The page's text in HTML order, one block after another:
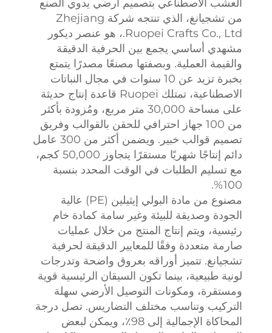
العشب الاصطناعي بتصميم أرضي يدوي الصنع
من تشجيانغ، الذي تنتجه شركة Zhejiang
Ruopei Crafts Co., Ltd.، هو عنصر ديكور
مشهدي أساسي يجمع بين الحرفية الدقيقة
والقيمة العملية. وبصفتها مصنعًا مصدرًا يتمتع
بخبرة تزيد عن 10 سنوات في مجال النباتات
الاصطناعية، تمتلك Ruopei قاعدة إنتاج حديثة
على مساحة 30,000 متر مربع، ومُزودة بأكثر
من 100 جهاز احترافي للحقن بالقوالب وفريق
تصميم قوالب خبير. ويضمن أكثر من 300 عامل
دائم إنتاجًا شهريًا مستقرًا يتجاوز 50,000 كجم،
مع تسليم الطلبات في الوقت المحدد بنسبة
100%.
مصنوع من مادة البولي إيثيلين (PE) عالية
الجودة وصديقة للبيئة وغير سامة كمادة خام
رئيسية، ويتم إنتاج المنتج من خلال عمليات
صارمة متعددة وفقًا للمعايير الدقيقة لحرفية
تشجيانغ. تتميز أوراقه بعروق واضحة وتدرجات
لونية طبيعية، بينما تكون السيقان الرئيسية قوية
ومستقرة، ومكونات التوصيل الأرضي سهلة
التركيب وتناسب مختلف التضاريس. تصل درجة
المحاكاة الإجمالية إلى 98٪، ويمكن لبعض